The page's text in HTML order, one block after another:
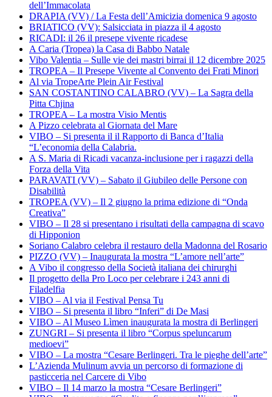
dell’Immacolata
DRAPIA (VV) / La Festa dell’Amicizia domenica 9 agosto
BRIATICO (VV): Salsicciata in piazza il 4 agosto
RICADI: il 26 il presepe vivente ricadese
A Caria (Tropea) la Casa di Babbo Natale
Vibo Valentia – Sulle vie dei mastri birrai il 12 dicembre 2025
TROPEA – Il Presepe Vivente al Convento dei Frati Minori
Al via TropeArte Plein Air Festival
SAN COSTANTINO CALABRO (VV) – La Sagra della
Pitta Chjina
TROPEA – La mostra Visio Mentis
A Pizzo celebrata al Giornata del Mare
VIBO – Si presenta il il Rapporto di Banca d’Italia
“L’economia della Calabria.
A S. Maria di Ricadi vacanza-inclusione per i ragazzi della
Forza della Vita
PARAVATI (VV) – Sabato il Giubileo delle Persone con
Disabilità
TROPEA (VV) – Il 2 giugno la prima edizione di “Onda
Creativa”
VIBO – Il 28 si presentano i risultati della campagna di scavo
di Hipponion
Soriano Calabro celebra il restauro della Madonna del Rosario
PIZZO (VV) – Inaugurata la mostra “L’amore nell’arte”
A Vibo il congresso della Società italiana dei chirurghi
Il progetto della Pro Loco per celebrare i 243 anni di
Filadelfia
VIBO – Al via il Festival Pensa Tu
VIBO – Si presenta il libro “Inferi” di De Masi
VIBO – Al Museo Lìmen inaugurata la mostra di Berlingeri
ZUNGRI – Si presenta il libro “Corpus speluncarum
medioevi”
VIBO – La mostra “Cesare Berlingeri. Tra le pieghe dell’arte”
L’Azienda Mulinum avvia un percorso di formazione di
pasticceria nel Carcere di Vibo
VIBO – Il 14 marzo la mostra “Cesare Berlingeri”